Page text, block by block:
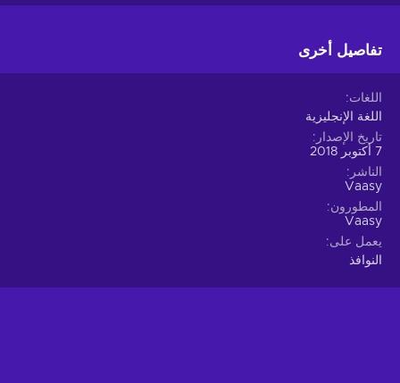
تفاصيل أخرى
اللغات
اللغة الإنجليزية
تاريخ الإصدار
7 أكتوبر 2018
الناشر
Vaasy
المطورون
Vaasy
يعمل على
النوافذ